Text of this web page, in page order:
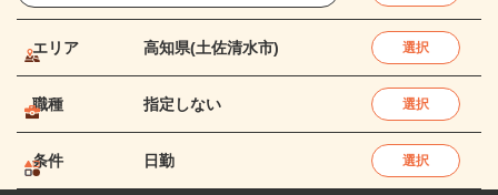
エリア 高知県(土佐清水市) 選択
職種 指定しない 選択
条件 日勤 選択